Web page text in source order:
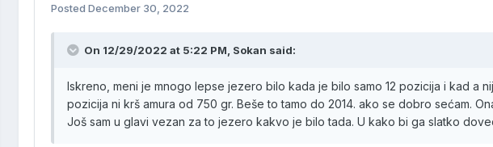
Posted December 30, 2022
On 12/29/2022 at 5:22 PM, Sokan said:
Iskreno, meni je mnogo lepse jezero bilo kada je bilo samo 12 pozicija i kad a
pozicija ni krš amura od 750 gr. Beše to tamo do 2014. ako se dobro sećam.
Još sam u glavi vezan za to jezero kakvo je bilo tada. U kako bi ga slatko